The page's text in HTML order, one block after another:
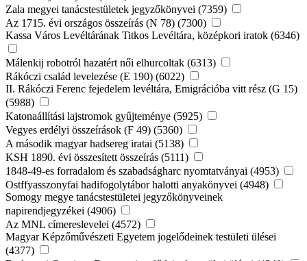
Zala megyei tanácstestületek jegyzőkönyvei (7359)
Az 1715. évi országos összeírás (N 78) (7300)
Kassa Város Levéltárának Titkos Levéltára, középkori iratok (6346)
Málenkij robotról hazatért női elhurcoltak (6313)
Rákóczi család levelezése (E 190) (6022)
II. Rákóczi Ferenc fejedelem levéltára, Emigrációba vitt rész (G 15)
(5988)
Katonaállítási lajstromok gyűjteménye (5925)
Vegyes erdélyi összeírások (F 49) (5360)
A második magyar hadsereg iratai (5138)
KSH 1890. évi összesített összeírás (5111)
1848-49-es forradalom és szabadságharc nyomtatványai (4953)
Ostffyasszonyfai hadifogolytábor halotti anyakönyvei (4948)
Somogy megye tanácstestületei jegyzőkönyveinek
napirendjegyzékei (4906)
Az MNL címereslevelei (4572)
Magyar Képzőművészeti Egyetem jogelődeinek testületi ülései
(4377)